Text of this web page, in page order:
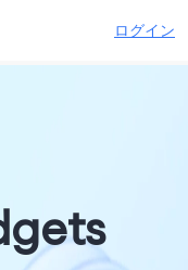
ログイン